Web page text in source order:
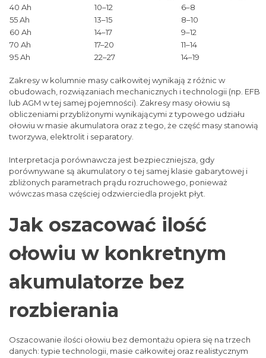
40 Ah
10–12
6–8
55 Ah
13–15
8–10
60 Ah
14–17
9–12
70 Ah
17–20
11–14
95 Ah
22–27 14–19
Zakresy w kolumnie masy całkowitej wynikają z różnic w
obudowach, rozwiązaniach mechanicznych i technologii (np. EFB
lub AGM w tej samej pojemności). Zakresy masy ołowiu są
obliczeniami przybliżonymi wynikającymi z typowego udziału
ołowiu w masie akumulatora oraz z tego, że część masy stanowią
tworzywa, elektrolit i separatory.
Interpretacja porównawcza jest bezpieczniejsza, gdy
porównywane są akumulatory o tej samej klasie gabarytowej i
zbliżonych parametrach prądu rozruchowego, ponieważ
wówczas masa częściej odzwierciedla projekt płyt.
Jak oszacować ilość
ołowiu w konkretnym
akumulatorze bez
rozbierania
Oszacowanie ilości ołowiu bez demontażu opiera się na trzech
danych: typie technologii, masie całkowitej oraz realistycznym